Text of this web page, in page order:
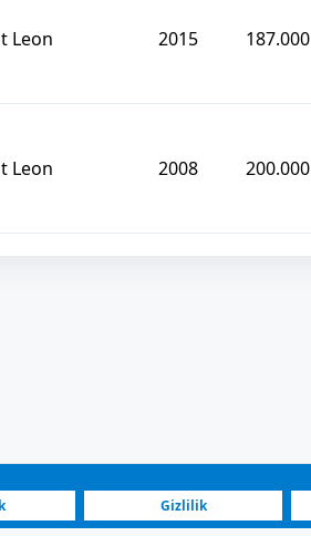
Leon 2015 187.000
Leon 2008 200.000
Gizlilik